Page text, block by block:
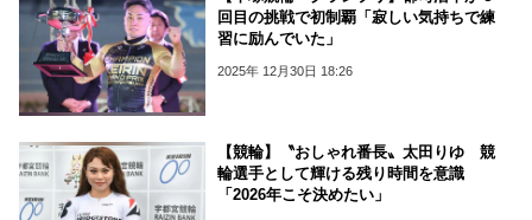
回目の挑戦で初制覇「寂しい気持ちで練
習に励んでいた」
2025年 12月30日 18:26
【競輪】〝おしゃれ番長〟太田りゆ 競
輪選手として輝ける残り時間を意識
「2026年こそ決めたい」